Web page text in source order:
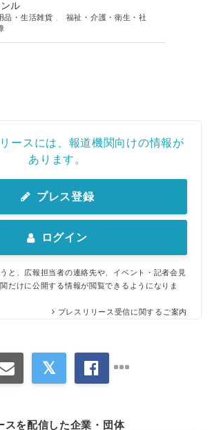
ル
品・生活雑貨
福祉・介護・衛生・社
ースには、報道機関向けの情報が
あります。
プレス登録
ログイン
と、広報担当者の連絡先や、イベント・記者会見
だけに公開する情報が閲覧できるようになりま
プレスリリース受信に関するご案内
スを配信した企業・団体